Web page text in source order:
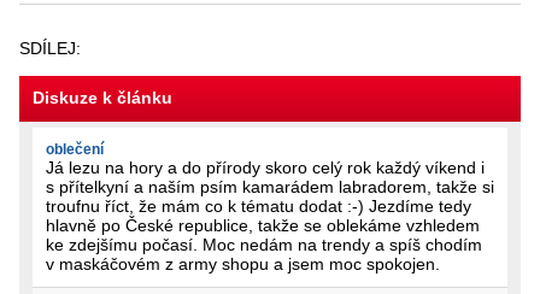
SDÍLEJ:
Diskuze k článku
oblečení
Já lezu na hory a do přírody skoro celý rok každý víkend i
s přítelkyní a naším psím kamarádem labradorem, takže si
troufnu říct, že mám co k tématu dodat :-) Jezdíme tedy
hlavně po České republice, takže se oblekáme vzhledem
ke zdejšímu počasí. Moc nedám na trendy a spíš chodím
v maskáčovém z army shopu a jsem moc spokojen.